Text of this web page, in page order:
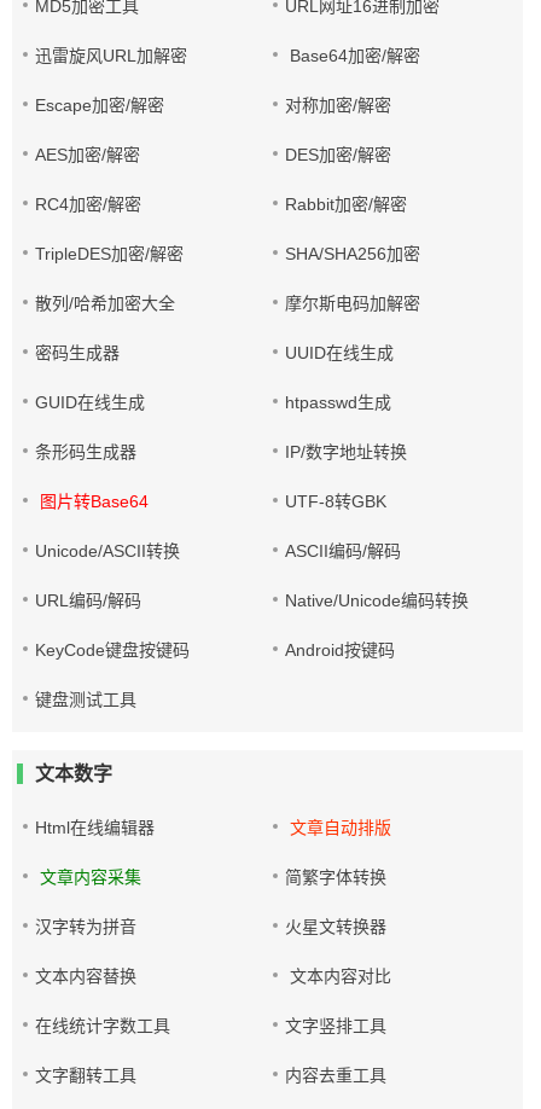
MD5加密工具 URL网址16进制加密
迅雷旋风URL加解密 Base64加密/解密
Escape加密/解密 对称加密/解密
AES加密/解密 DES加密/解密
RC4加密/解密 Rabbit加密/解密
TripleDES加密/解密 SHA/SHA256加密
散列/哈希加密大全 摩尔斯电码加解密
密码生成器 UUID在线生成
GUID在线生成 htpasswd生成
条形码生成器 IP/数字地址转换
图片转Base64 UTF-8转GBK
Unicode/ASCII转换 ASCII编码/解码
URL编码/解码 Native/Unicode编码转换
KeyCode键盘按键码 Android按键码
键盘测试工具
文本数字
Html在线编辑器 文章自动排版
文章内容采集 简繁字体转换
汉字转为拼音 火星文转换器
文本内容替换 文本内容对比
在线统计字数工具 文字竖排工具
文字翻转工具 内容去重工具